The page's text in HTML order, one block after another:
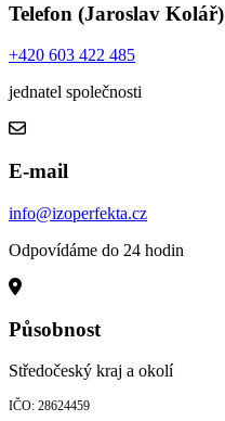
Telefon (Jaroslav Kolář)
+420 603 422 485
jednatel společnosti
E-mail
info@izoperfekta.cz
Odpovídáme do 24 hodin
Působnost
Středočeský kraj a okolí
IČO: 28624459